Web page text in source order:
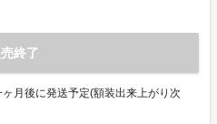
終了
月後に発送予定(額装出来上がり次